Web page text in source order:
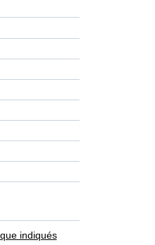
indiqués